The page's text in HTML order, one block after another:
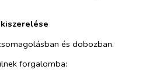
és dobozban.
forgalomba: